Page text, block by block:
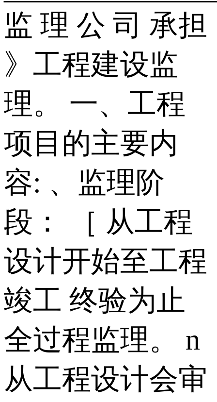
监 理 公 司 承担
》工程建设监
理。 一、工程
项目的主要内
容: 、监理阶
段： ［ 从工程
设计开始至工程
竣工 终验为止
全过程监理。 n
从工程设计会审